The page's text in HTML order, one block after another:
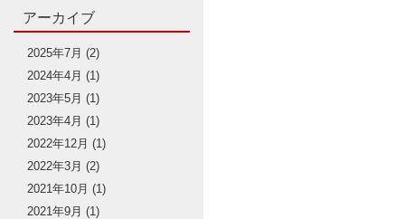
アーカイブ
2025年7月 (2)
2024年4月 (1)
2023年5月 (1)
2023年4月 (1)
2022年12月 (1)
2022年3月 (2)
2021年10月 (1)
2021年9月 (1)